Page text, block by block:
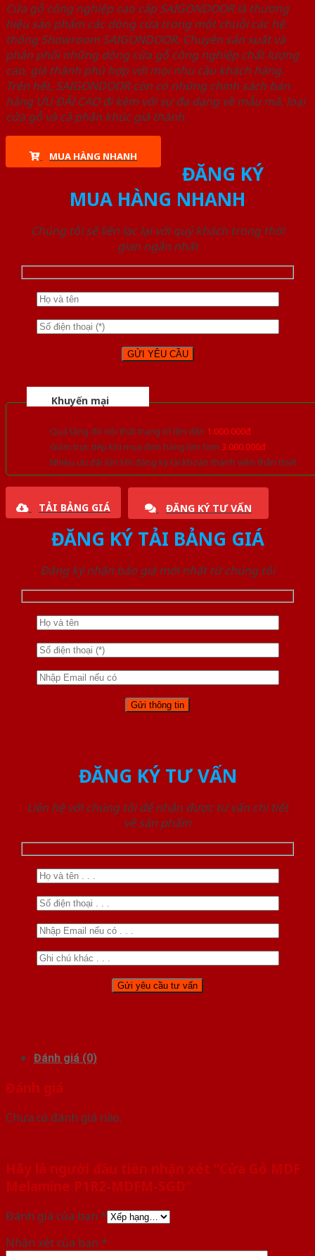
Cửa gỗ công nghiệp cao cấp SAIGONDOOR là thương
hiệu sản phẩm các dòng cửa trong một chuỗi các hệ
thống Showroom SAIGONDOOR. Chuyên sản xuất và
phân phối những dòng cửa gỗ công nghiệp chất lượng
cao, giá thành phù hợp với mọi nhu cầu khách hàng.
Trên hết, SAIGONDOOR còn có những chính sách bán
hàng ƯU ĐÃI CAO đi kèm với sự đa dạng về mẫu mã, loại
cửa gỗ và cả phân khúc giá thành.
MUA HÀNG NHANH
ĐĂNG KÝ
MUA HÀNG NHANH
Chúng tôi sẽ liên lạc lại với quý khách trong thời
gian ngắn nhất
Khuyến mại
Quà tặng đồ nội thất trang trí lên đến 1.000.000đ
Giảm trực tiếp khi mua đơn hàng lớn hơn 3.000.000đ
Nhiều ưu đãi lớn khi đăng ký tài khoản thành viên thân thiết
TẢI BẢNG GIÁ ĐĂNG KÝ TƯ VẤN
ĐĂNG KÝ TẢI BẢNG GIÁ
Đăng ký nhận báo giá mới nhất từ chúng tôi
ĐĂNG KÝ TƯ VẤN
Liên hệ với chúng tôi để nhận được tư vấn chi tiết
về sản phẩm
Đánh giá (0)
Đánh giá
Chưa có đánh giá nào.
Hãy là người đầu tiên nhận xét “Cửa Gỗ MDF
Melamine P1R2-MDFM-SGD”
Đánh giá của bạn *
Nhận xét của bạn *